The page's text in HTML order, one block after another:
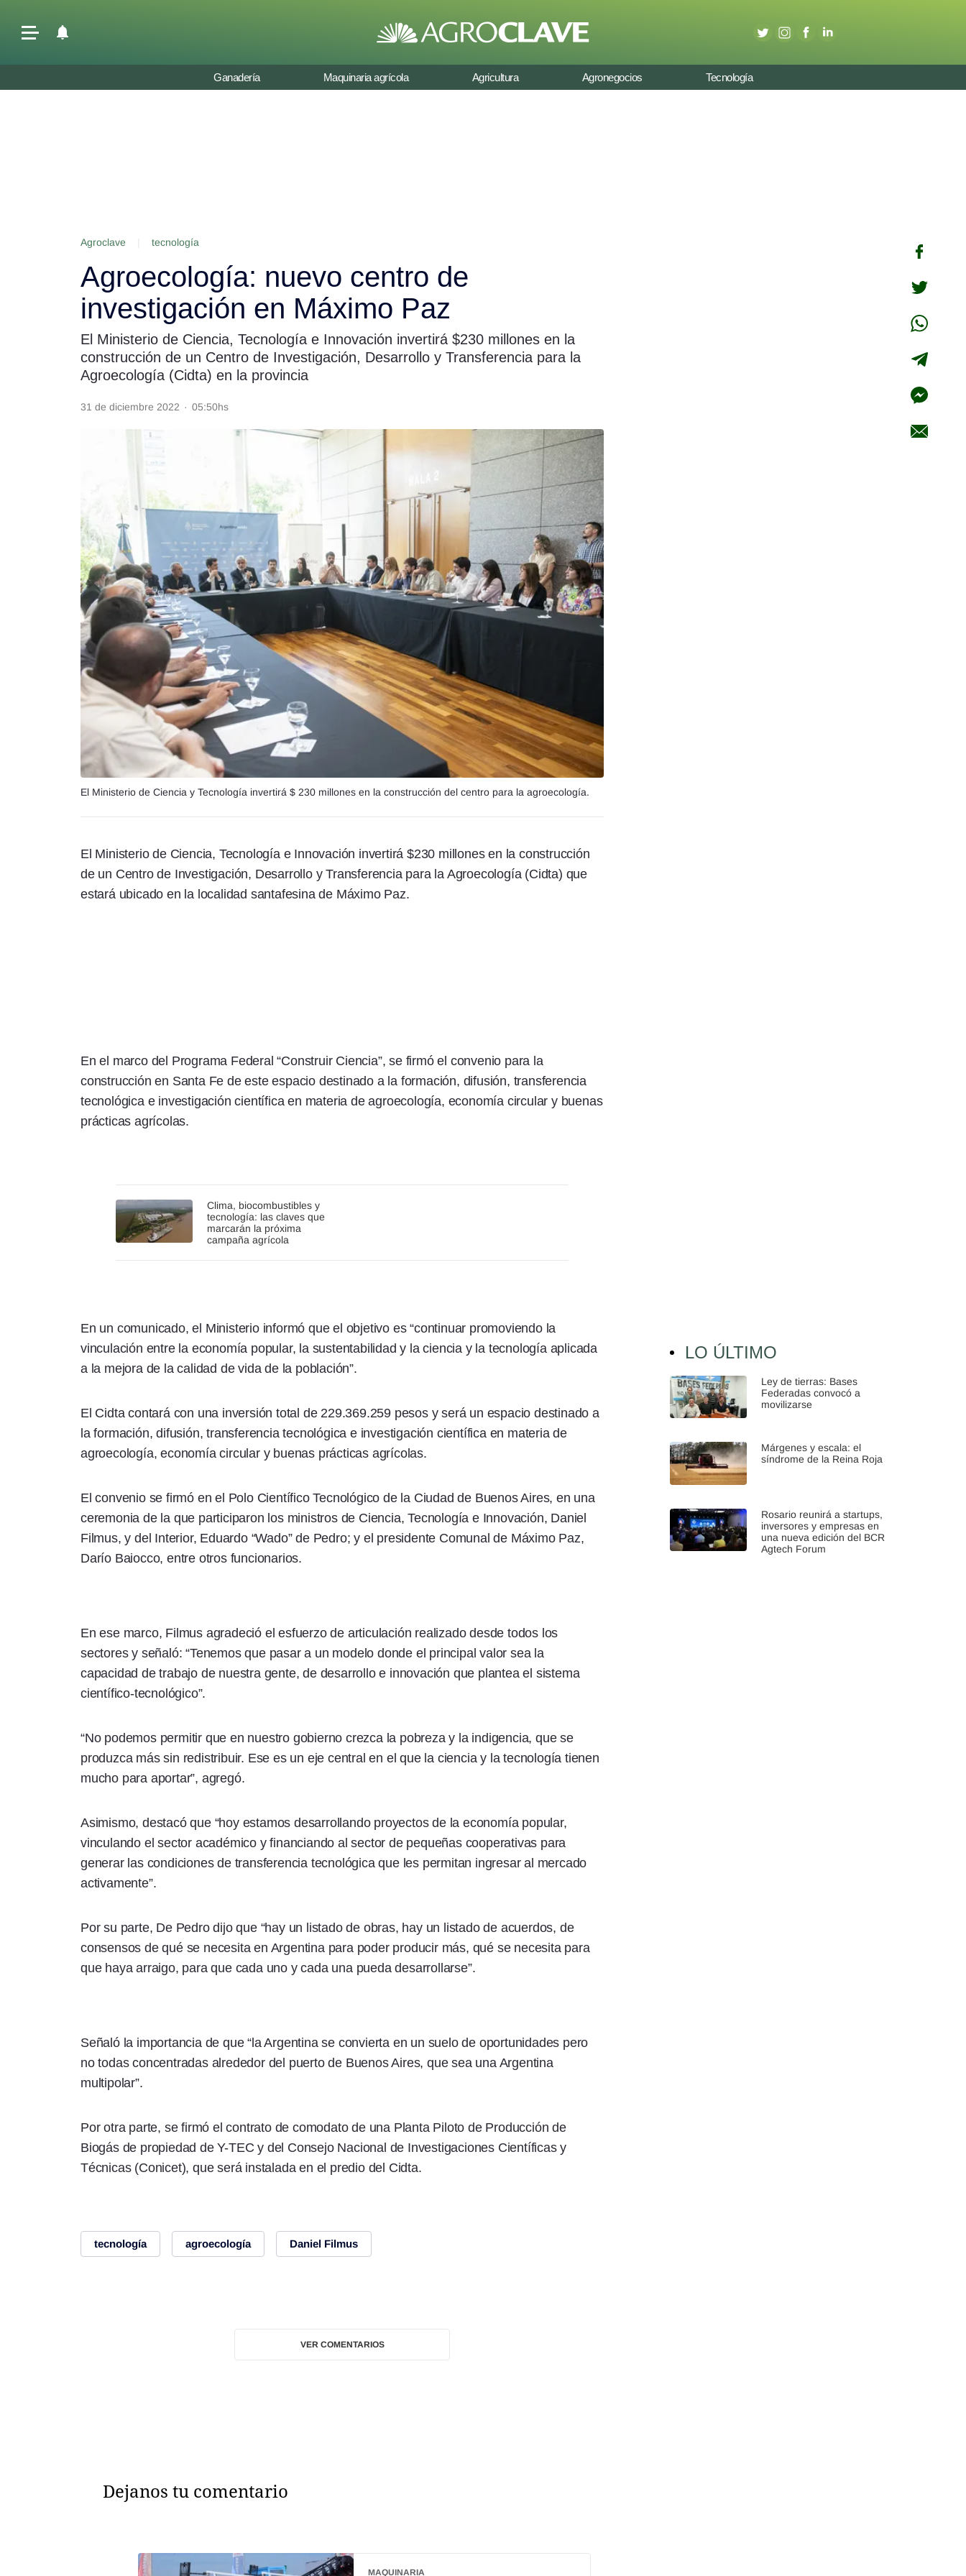
Seguinos
Ganadería Maquinaria agrícola Agricultura Agronegocios Tecnología
Agroclave tecnología
Agroecología: nuevo centro de
investigación en Máximo Paz
El Ministerio de Ciencia, Tecnología e Innovación invertirá $230 millones en la
construcción de un Centro de Investigación, Desarrollo y Transferencia para la
Agroecología (Cidta) en la provincia
31 de diciembre 2022 · 05:50hs
El Ministerio de Ciencia y Tecnología invertirá $ 230 millones en la construcción del centro para la agroecología.
El Ministerio de Ciencia, Tecnología e Innovación invertirá $230 millones en la construcción
de un Centro de Investigación, Desarrollo y Transferencia para la Agroecología (Cidta) que
estará ubicado en la localidad santafesina de Máximo Paz.
En el marco del Programa Federal “Construir Ciencia”, se firmó el convenio para la
construcción en Santa Fe de este espacio destinado a la formación, difusión, transferencia
tecnológica e investigación científica en materia de agroecología, economía circular y buenas
prácticas agrícolas.
Clima, biocombustibles y
tecnología: las claves que
marcarán la próxima
campaña agrícola
En un comunicado, el Ministerio informó que el objetivo es “continuar promoviendo la
vinculación entre la economía popular, la sustentabilidad y la ciencia y la tecnología aplicada
a la mejora de la calidad de vida de la población”.
El Cidta contará con una inversión total de 229.369.259 pesos y será un espacio destinado a
la formación, difusión, transferencia tecnológica e investigación científica en materia de
agroecología, economía circular y buenas prácticas agrícolas.
El convenio se firmó en el Polo Científico Tecnológico de la Ciudad de Buenos Aires, en una
ceremonia de la que participaron los ministros de Ciencia, Tecnología e Innovación, Daniel
Filmus, y del Interior, Eduardo “Wado” de Pedro; y el presidente Comunal de Máximo Paz,
Darío Baiocco, entre otros funcionarios.
En ese marco, Filmus agradeció el esfuerzo de articulación realizado desde todos los
sectores y señaló: “Tenemos que pasar a un modelo donde el principal valor sea la
capacidad de trabajo de nuestra gente, de desarrollo e innovación que plantea el sistema
científico-tecnológico”.
“No podemos permitir que en nuestro gobierno crezca la pobreza y la indigencia, que se
produzca más sin redistribuir. Ese es un eje central en el que la ciencia y la tecnología tienen
mucho para aportar”, agregó.
Asimismo, destacó que “hoy estamos desarrollando proyectos de la economía popular,
vinculando el sector académico y financiando al sector de pequeñas cooperativas para
generar las condiciones de transferencia tecnológica que les permitan ingresar al mercado
activamente”.
Por su parte, De Pedro dijo que “hay un listado de obras, hay un listado de acuerdos, de
consensos de qué se necesita en Argentina para poder producir más, qué se necesita para
que haya arraigo, para que cada uno y cada una pueda desarrollarse”.
Señaló la importancia de que “la Argentina se convierta en un suelo de oportunidades pero
no todas concentradas alrededor del puerto de Buenos Aires, que sea una Argentina
multipolar”.
Por otra parte, se firmó el contrato de comodato de una Planta Piloto de Producción de
Biogás de propiedad de Y-TEC y del Consejo Nacional de Investigaciones Científicas y
Técnicas (Conicet), que será instalada en el predio del Cidta.
tecnología agroecología Daniel Filmus
VER COMENTARIOS
LO ÚLTIMO
Ley de tierras: Bases
Federadas convocó a
movilizarse
Márgenes y escala: el
síndrome de la Reina Roja
Rosario reunirá a startups,
inversores y empresas en
una nueva edición del BCR
Agtech Forum
Dejanos tu comentario
MAQUINARIA